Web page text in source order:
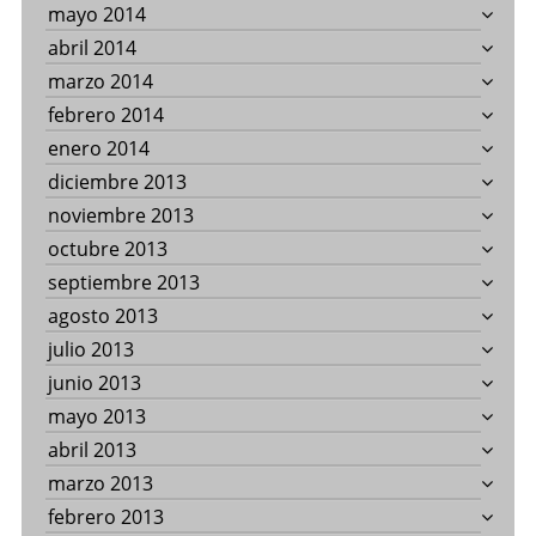
mayo 2014
abril 2014
marzo 2014
febrero 2014
enero 2014
diciembre 2013
noviembre 2013
octubre 2013
septiembre 2013
agosto 2013
julio 2013
junio 2013
mayo 2013
abril 2013
marzo 2013
febrero 2013